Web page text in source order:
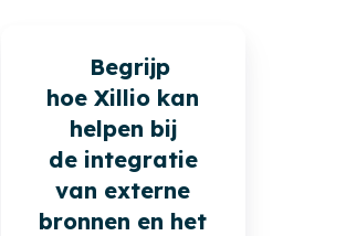
Begrijp
hoe Xillio kan
helpen bij
de integratie
van externe
bronnen en het